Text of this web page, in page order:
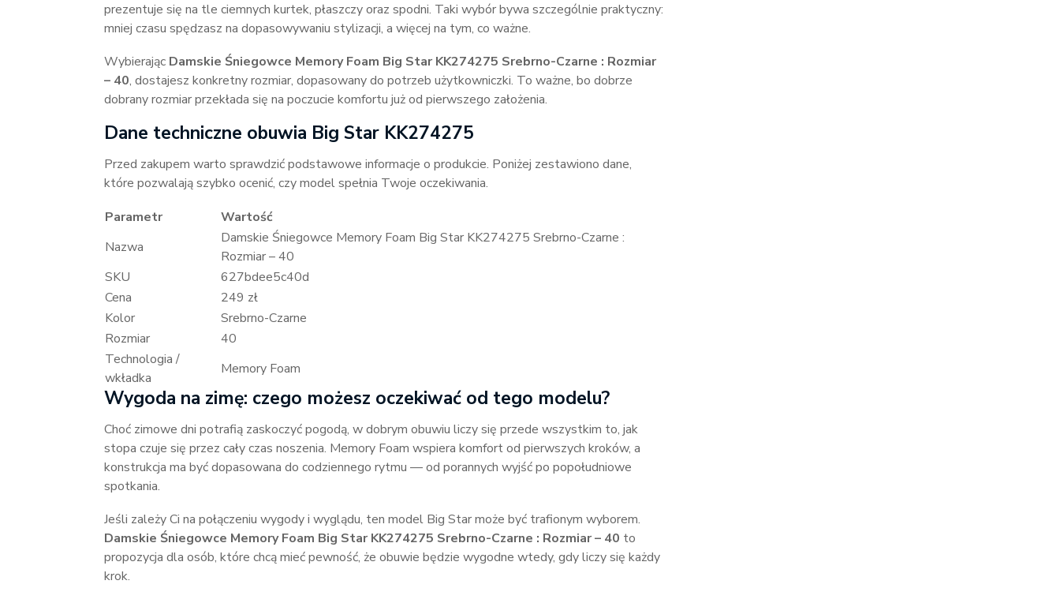
prezentuje się na tle ciemnych kurtek, płaszczy oraz spodni. Taki wybór bywa szczególnie praktyczny:
mniej czasu spędzasz na dopasowywaniu stylizacji, a więcej na tym, co ważne.
Wybierając Damskie Śniegowce Memory Foam Big Star KK274275 Srebrno-Czarne : Rozmiar
– 40, dostajesz konkretny rozmiar, dopasowany do potrzeb użytkowniczki. To ważne, bo dobrze
dobrany rozmiar przekłada się na poczucie komfortu już od pierwszego założenia.
Dane techniczne obuwia Big Star KK274275
Przed zakupem warto sprawdzić podstawowe informacje o produkcie. Poniżej zestawiono dane,
które pozwalają szybko ocenić, czy model spełnia Twoje oczekiwania.
Parametr
Wartość
Nazwa
Damskie Śniegowce Memory Foam Big Star KK274275 Srebrno-Czarne :
Rozmiar – 40
SKU
627bdee5c40d
Cena
249 zł
Kolor
Srebrno-Czarne
Rozmiar
40
Technologia /
wkładka
Memory Foam
Wygoda na zimę: czego możesz oczekiwać od tego modelu?
Choć zimowe dni potrafią zaskoczyć pogodą, w dobrym obuwiu liczy się przede wszystkim to, jak
stopa czuje się przez cały czas noszenia. Memory Foam wspiera komfort od pierwszych kroków, a
konstrukcja ma być dopasowana do codziennego rytmu — od porannych wyjść po popołudniowe
spotkania.
Jeśli zależy Ci na połączeniu wygody i wyglądu, ten model Big Star może być trafionym wyborem.
Damskie Śniegowce Memory Foam Big Star KK274275 Srebrno-Czarne : Rozmiar – 40 to
propozycja dla osób, które chcą mieć pewność, że obuwie będzie wygodne wtedy, gdy liczy się każdy
krok.